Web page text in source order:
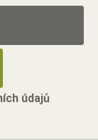
údajů